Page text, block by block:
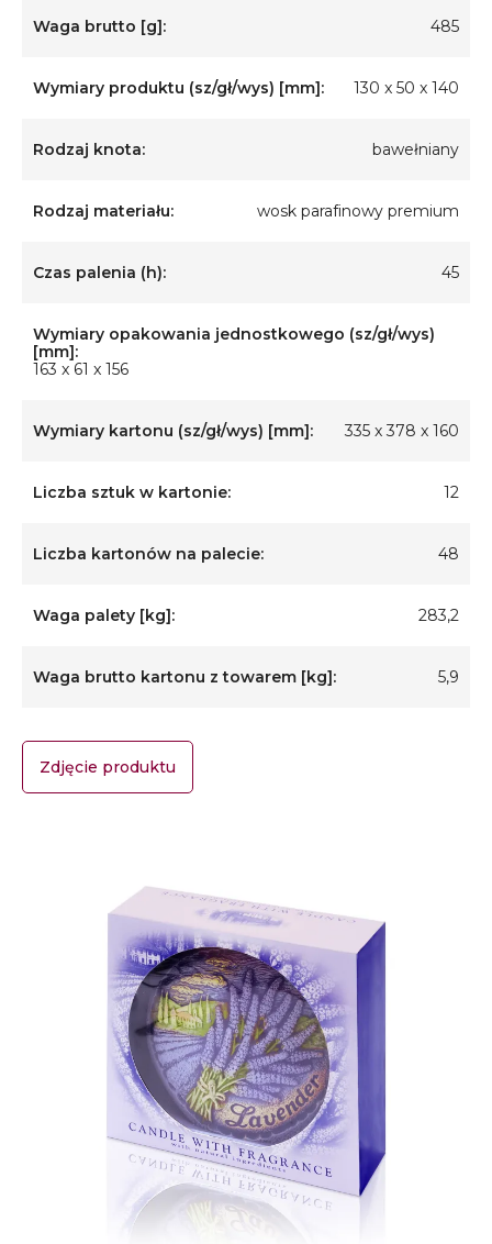
Waga brutto [g]: 485
Wymiary produktu (sz/gł/wys) [mm]: 130 x 50 x 140
Rodzaj knota: bawełniany
Rodzaj materiału: wosk parafinowy premium
Czas palenia (h): 45
Wymiary opakowania jednostkowego (sz/gł/wys)
[mm]:
163 x 61 x 156
Wymiary kartonu (sz/gł/wys) [mm]: 335 x 378 x 160
Liczba sztuk w kartonie: 12
Liczba kartonów na palecie: 48
Waga palety [kg]: 283,2
Waga brutto kartonu z towarem [kg]: 5,9
Zdjęcie produktu